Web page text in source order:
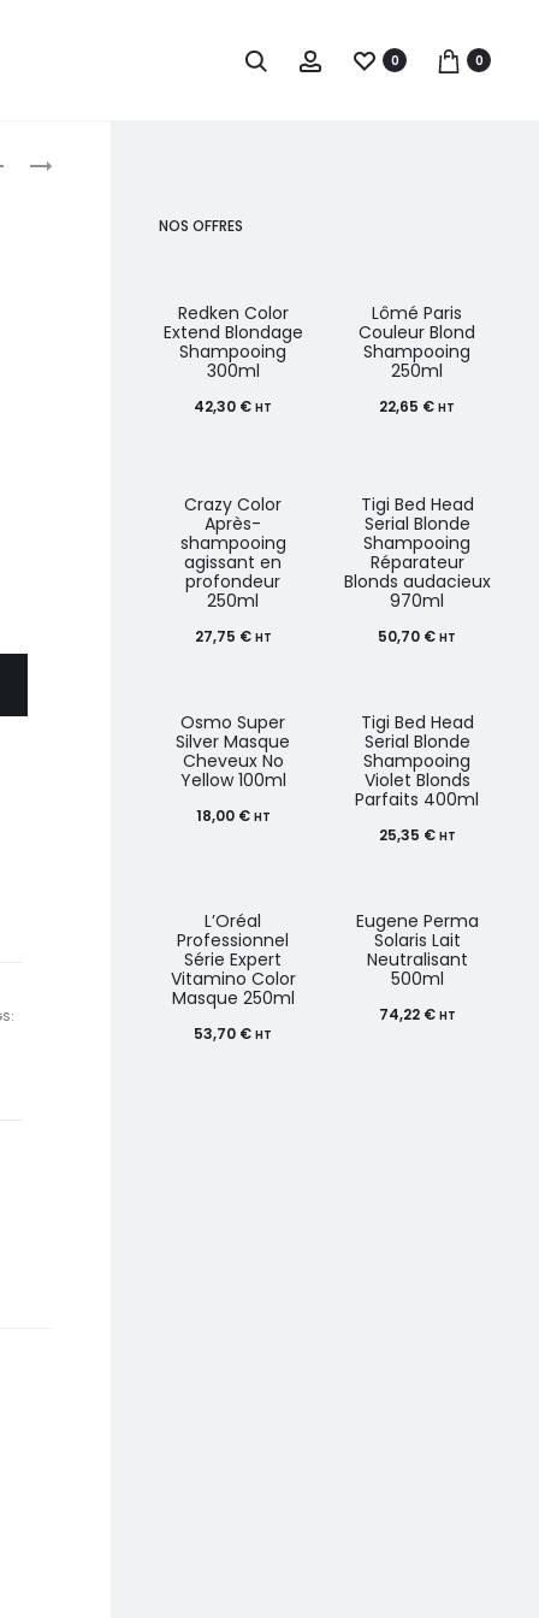
0 0
WELLA
WELLA
NOS OFFRES
Redken Color
Extend Blondage
Shampooing
300ml
42,30 € HT
Lômé Paris
Couleur Blond
Shampooing
250ml
22,65 € HT
Crazy Color
Après-
shampooing
agissant en
profondeur
250ml
27,75 € HT
Tigi Bed Head
Serial Blonde
Shampooing
Réparateur
Blonds audacieux
970ml
50,70 € HT
Osmo Super
Silver Masque
Cheveux No
Yellow 100ml
18,00 € HT
Tigi Bed Head
Serial Blonde
Shampooing
Violet Blonds
Parfaits 400ml
25,35 € HT
L’Oréal
Professionnel
Série Expert
Vitamino Color
Masque 250ml
53,70 € HT
Eugene Perma
Solaris Lait
Neutralisant
500ml
74,22 € HT